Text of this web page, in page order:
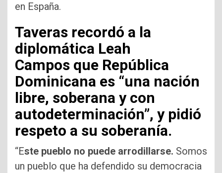
en España.
Taveras recordó a la
diplomática Leah
Campos que República
Dominicana es “una nación
libre, soberana y con
autodeterminación”, y pidió
respeto a su soberanía.
“Este pueblo no puede arrodillarse. Somos
un pueblo que ha defendido su democracia